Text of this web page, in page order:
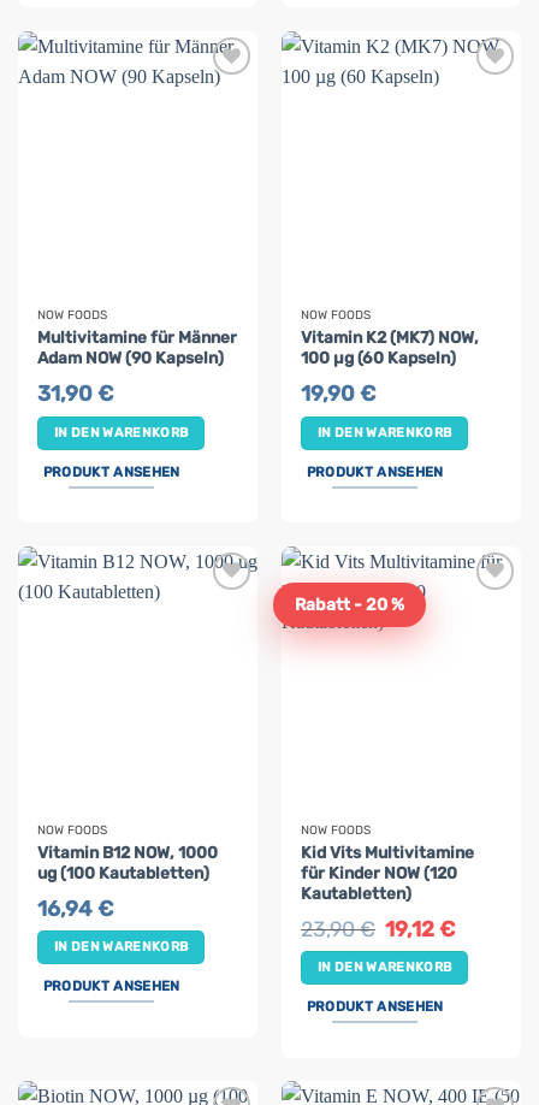
NOW FOODS
Multivitamine für Männer
Adam NOW (90 Kapseln)
31,90€
IN DEN WARENKORB
PRODUKT ANSEHEN
NOW FOODS
Vitamin K2 (MK7) NOW,
100 µg (60 Kapseln)
19,90€
IN DEN WARENKORB
PRODUKT ANSEHEN
NOW FOODS
Vitamin B12 NOW, 1000
ug (100 Kautabletten)
16,94€
IN DEN WARENKORB
PRODUKT ANSEHEN
Rabatt - 20 %
NOW FOODS
Kid Vits Multivitamine
für Kinder NOW (120
Kautabletten)
23,90€ Ursprünglicher
Preis
war:
23,90 €
19,12€Aktueller
Preis
ist:
IN DEN WARENKORB
PRODUKT ANSEHEN